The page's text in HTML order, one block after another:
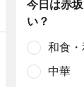
今日は赤
い？
和食
中華